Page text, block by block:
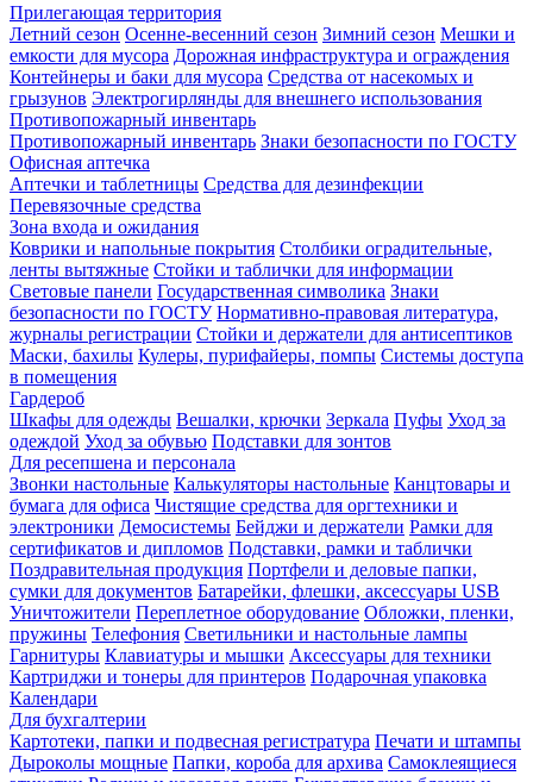
Прилегающая территория
Летний сезон Осенне-весенний сезон Зимний сезон Мешки и
емкости для мусора Дорожная инфраструктура и ограждения
Контейнеры и баки для мусора Средства от насекомых и
грызунов Электрогирлянды для внешнего использования
Противопожарный инвентарь
Противопожарный инвентарь Знаки безопасности по ГОСТУ
Офисная аптечка
Аптечки и таблетницы Средства для дезинфекции
Перевязочные средства
Зона входа и ожидания
Коврики и напольные покрытия Столбики оградительные,
ленты вытяжные Стойки и таблички для информации
Световые панели Государственная символика Знаки
безопасности по ГОСТУ Нормативно-правовая литература,
журналы регистрации Стойки и держатели для антисептиков
Маски, бахилы Кулеры, пурифайеры, помпы Системы доступа
в помещения
Гардероб
Шкафы для одежды Вешалки, крючки Зеркала Пуфы Уход за
одеждой Уход за обувью Подставки для зонтов
Для ресепшена и персонала
Звонки настольные Калькуляторы настольные Канцтовары и
бумага для офиса Чистящие средства для оргтехники и
электроники Демосистемы Бейджи и держатели Рамки для
сертификатов и дипломов Подставки, рамки и таблички
Поздравительная продукция Портфели и деловые папки,
сумки для документов Батарейки, флешки, аксессуары USB
Уничтожители Переплетное оборудование Обложки, пленки,
пружины Телефония Светильники и настольные лампы
Гарнитуры Клавиатуры и мышки Аксессуары для техники
Картриджи и тонеры для принтеров Подарочная упаковка
Календари
Для бухгалтерии
Картотеки, папки и подвесная регистратура Печати и штампы
Дыроколы мощные Папки, короба для архива Самоклеящиеся